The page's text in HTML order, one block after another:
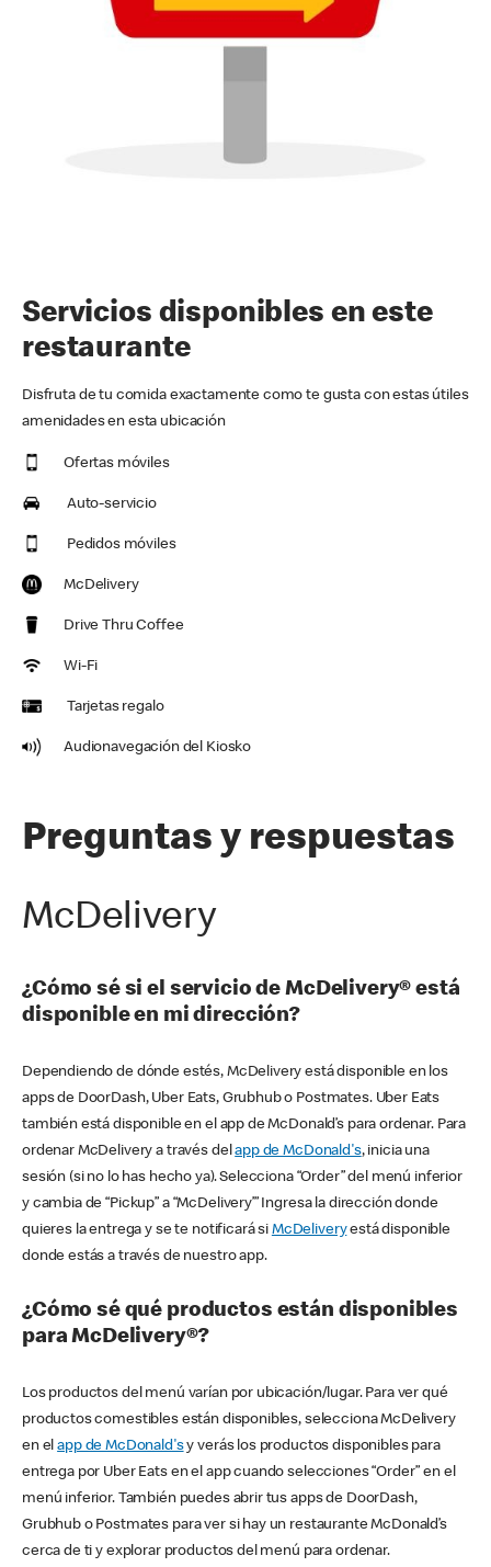
Servicios disponibles en este
restaurante
Disfruta de tu comida exactamente como te gusta con estas útiles
amenidades en esta ubicación
Ofertas móviles
Auto-servicio
Pedidos móviles
McDelivery
Drive Thru Coffee
Wi-Fi
Tarjetas regalo
Audionavegación del Kiosko
Preguntas y respuestas
McDelivery
¿Cómo sé si el servicio de McDelivery® está
disponible en mi dirección?
Dependiendo de dónde estés, McDelivery está disponible en los
apps de DoorDash, Uber Eats, Grubhub o Postmates. Uber Eats
también está disponible en el app de McDonald’s para ordenar. Para
ordenar McDelivery a través delapp de McDonald's, inicia una
sesión (si no lo has hecho ya). Selecciona “Order” del menú inferior
y cambia de “Pickup” a “McDelivery’” Ingresa la dirección donde
quieres la entrega y se te notificará si McDeliveryestá disponible
donde estás a través de nuestro app.
¿Cómo sé qué productos están disponibles
para McDelivery®?
Los productos del menú varían por ubicación/lugar. Para ver qué
productos comestibles están disponibles, selecciona McDelivery
en elapp de McDonald'sy verás los productos disponibles para
entrega por Uber Eats en el app cuando selecciones “Order” en el
menú inferior. También puedes abrir tus apps de DoorDash,
Grubhub o Postmates para ver si hay un restaurante McDonald’s
cerca de ti y explorar productos del menú para ordenar.